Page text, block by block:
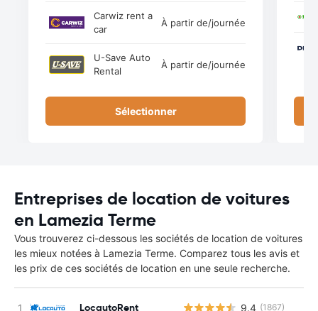
Carwiz rent a
car
À partir de/journée
U-Save Auto
Rental
À partir de/journée
Sélectionner
Entreprises de location de voitures
en Lamezia Terme
Vous trouverez ci-dessous les sociétés de location de voitures
les mieux notées à Lamezia Terme. Comparez tous les avis et
les prix de ces sociétés de location en une seule recherche.
LocautoRent 9.4 (1867)